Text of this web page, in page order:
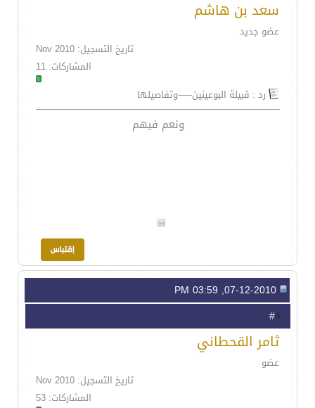
سعد بن هاشم
عضو جديد
تاريخ التسجيل: Nov 2010
المشاركات: 11
رد : قبيلة البوعينين-----وتفاصيلها
ونعم فيهم
4
ثامر القحطاني
عضو
تاريخ التسجيل: Nov 2010
المشاركات: 53